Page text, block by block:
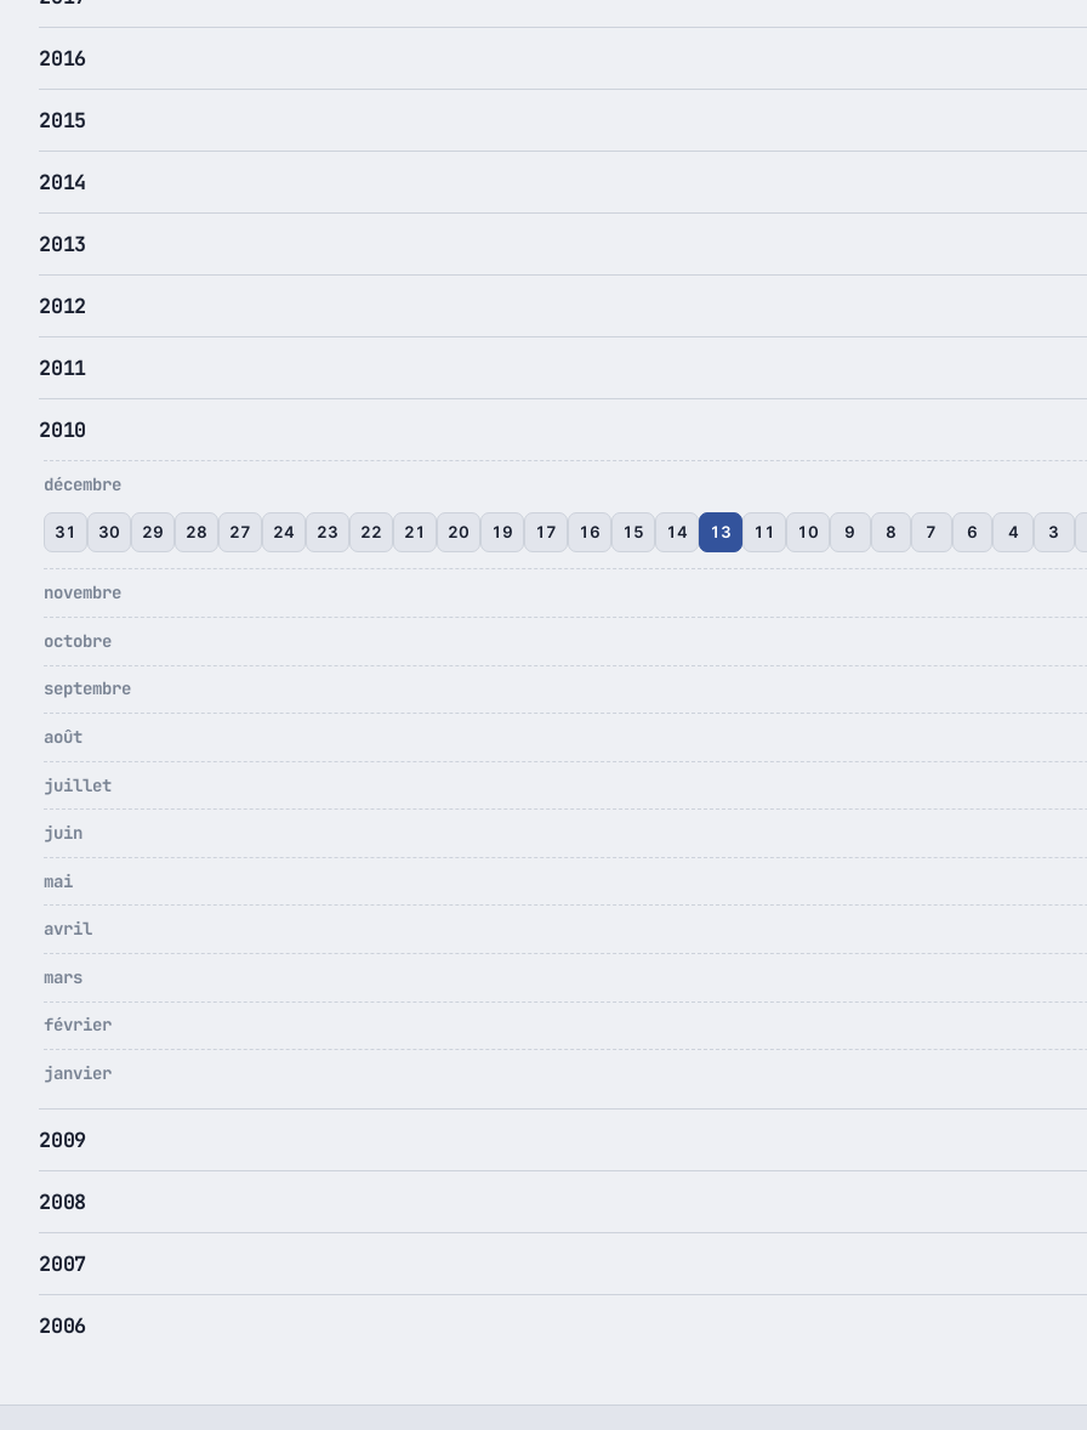
2016
2015
2014
2013
2012
2011
2010
décembre
31 30 29 28 27 24 23 22 21 20 19 17 16 15 14 13 11 10 9 8 7 6 4 3
novembre
octobre
septembre
août
juillet
juin
mai
avril
mars
février
janvier
2009
2008
2007
2006